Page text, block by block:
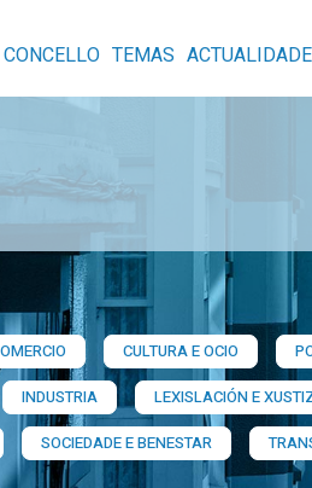
CONCELLO TEMAS ACTUALIDADE
CULTURA E OCIO
INDUSTRIA LEXISLACIÓN E
SOCIEDADE E BENESTAR